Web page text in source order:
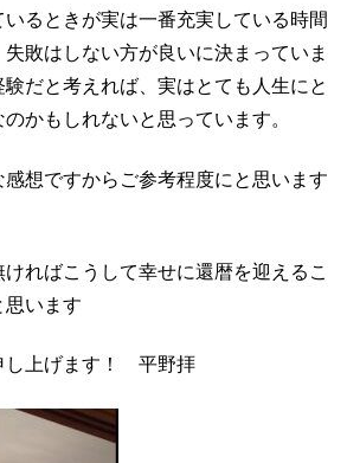
るときが実は一番充実している時間
敗はしない方が良いに決まっていま
だと考えれば、実はとても人生にと
かもしれないと思っています。
想ですからご参考程度にと思います
ればこうして幸せに還暦を迎えるこ
思います
し上げます！ 平野拝